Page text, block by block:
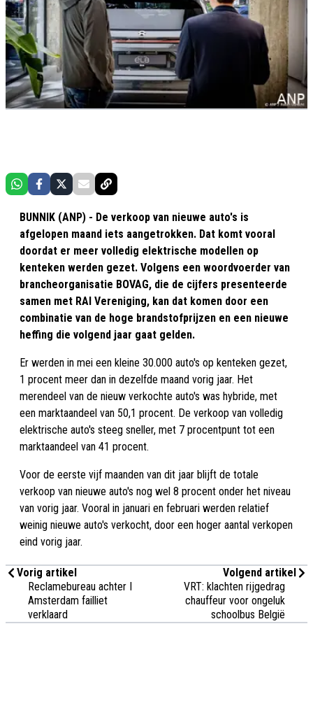
BUNNIK (ANP) - De verkoop van nieuwe auto's is
afgelopen maand iets aangetrokken. Dat komt vooral
doordat er meer volledig elektrische modellen op
kenteken werden gezet. Volgens een woordvoerder van
brancheorganisatie BOVAG, die de cijfers presenteerde
samen met RAI Vereniging, kan dat komen door een
combinatie van de hoge brandstofprijzen en een nieuwe
heffing die volgend jaar gaat gelden.
Er werden in mei een kleine 30.000 auto's op kenteken gezet,
1 procent meer dan in dezelfde maand vorig jaar. Het
merendeel van de nieuw verkochte auto's was hybride, met
een marktaandeel van 50,1 procent. De verkoop van volledig
elektrische auto's steeg sneller, met 7 procentpunt tot een
marktaandeel van 41 procent.
Voor de eerste vijf maanden van dit jaar blijft de totale
verkoop van nieuwe auto's nog wel 8 procent onder het niveau
van vorig jaar. Vooral in januari en februari werden relatief
weinig nieuwe auto's verkocht, door een hoger aantal verkopen
eind vorig jaar.
Vorig artikel
Reclamebureau achter I
Amsterdam failliet
verklaard
Volgend artikel
VRT: klachten rijgedrag
chauffeur voor ongeluk
schoolbus België